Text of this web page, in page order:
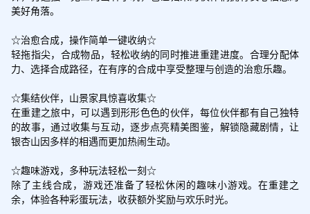
美好角落。
☆治愈合成，操作简单一键收纳☆
轻拖指尖，合成物品，轻松收纳的同时推进重建进度。合理分配体
力、选择合成路径，在有序的合成中享受整理与创造的治愈乐趣。
☆集结伙伴，山景家具惊喜收集☆
在重建之旅中，可以遇到形形色色的伙伴，每位伙伴都有自己独特
的故事，通过收集与互动，逐步点亮精美图鉴，解锁隐藏剧情，让
银杏山因多样的相遇而更加热闹生动。
☆趣味游戏，多种玩法轻松一刻☆
除了主线合成，游戏还准备了轻松休闲的趣味小游戏。在重建之
余，体验各种彩蛋玩法，收获额外奖励与欢乐时光。